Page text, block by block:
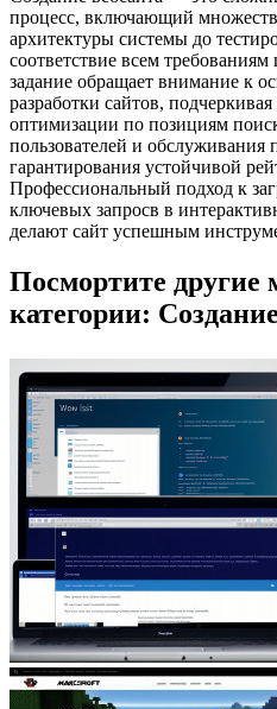
процесс, включающий
архитектуры системы до
соответствие всем
задание обращает внимание к
разработки сайтов,
оптимизации по позициям
пользователей и обслуживания
гарантирования устойчивой
Профессиональный подход к
ключевых запросв в
делают сайт успешным
Посмортите другие
категории: